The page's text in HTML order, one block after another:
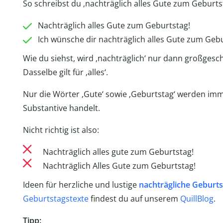
So schreibst du ‚nachträglich alles Gute zum
Nachträglich alles Gute zum Geburtstag!
Ich wünsche dir nachträglich alles Gute zum
Wie du siehst, wird ‚nachträglich‘ nur dann
Dasselbe gilt für ‚alles‘.
Nur die Wörter ‚Gute‘ sowie ‚Geburtstag‘ werden
Substantive handelt.
Nicht richtig ist also:
Nachträglich alles gute zum Geburtstag!
Nachträglich Alles Gute zum Geburtstag!
Ideen für herzliche und lustige nachträgliche
Geburtstagstextefindest du auf unserem QuillBlog.
Tipp: